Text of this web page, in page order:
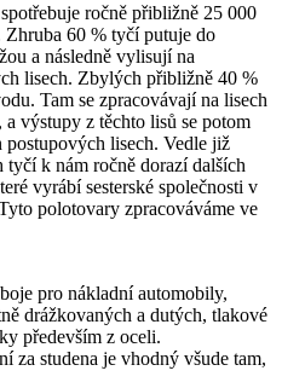
ročně přibližně 25 000
60 % tyčí putuje do
a následně vylisují na
lisech. Zbylých přibližně 40 %
Tam se zpracovávají na lisech
výstupy z těchto lisů se potom
lisech. Vedle již
k nám ročně dorazí dalších
vyrábí sesterské společnosti v
polotovary zpracováváme ve
pro nákladní automobily,
drážkovaných a dutých, tlakové
především z oceli.
za studena je vhodný všude tam,